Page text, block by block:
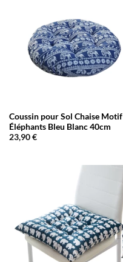
Coussin pour Sol Chaise Motif
Éléphants Bleu Blanc 40cm
23,90€